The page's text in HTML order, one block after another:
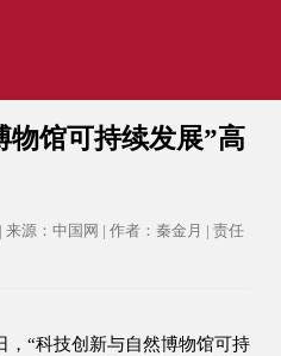
物馆可持续发展”高
源：中国网 | 作者：秦金月 | 责任
，“科技创新与自然博物馆可持